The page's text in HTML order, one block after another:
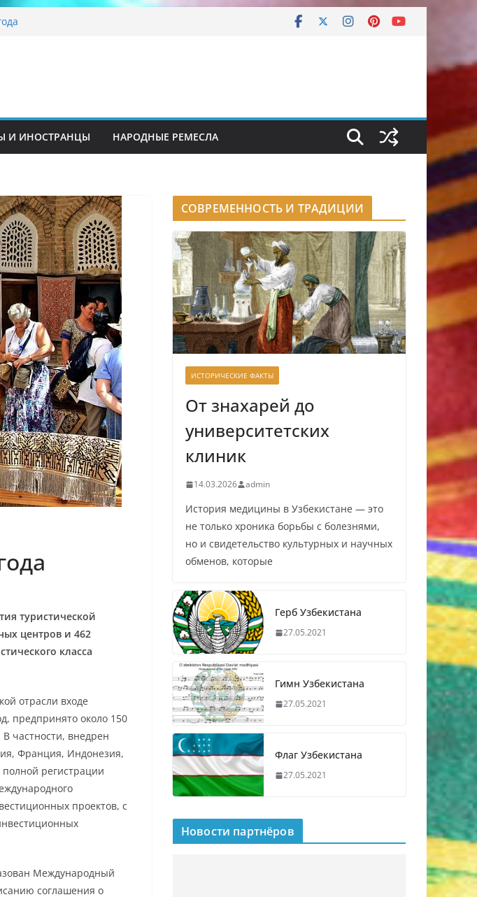
и
И ИНОСТРАНЦЫ НАРОДНЫЕ РЕМЕСЛА
туристической
центров и 462
класса
отрасли входе
предпринято около 150
частности, внедрен
Франция, Индонезия,
регистрации
проектов, с
Международный
соглашения о
СОВРЕМЕННОСТЬ И ТРАДИЦИИ
ИСТОРИЧЕСКИЕ ФАКТЫ
От знахарей до
университетских
клиник
14.03.2026 admin
История медицины в Узбекистане — это
не только хроника борьбы с болезнями,
но и свидетельство культурных и научных
обменов, которые
Герб Узбекистана
27.05.2021
Гимн Узбекистана
27.05.2021
Флаг Узбекистана
27.05.2021
Новости партнёров